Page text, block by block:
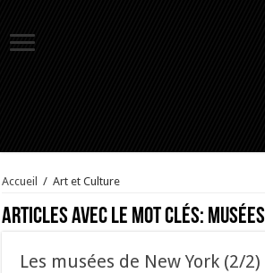
Accueil / Art et Culture
Articles avec le mot clés: Musées
Les musées de New York (2/2)